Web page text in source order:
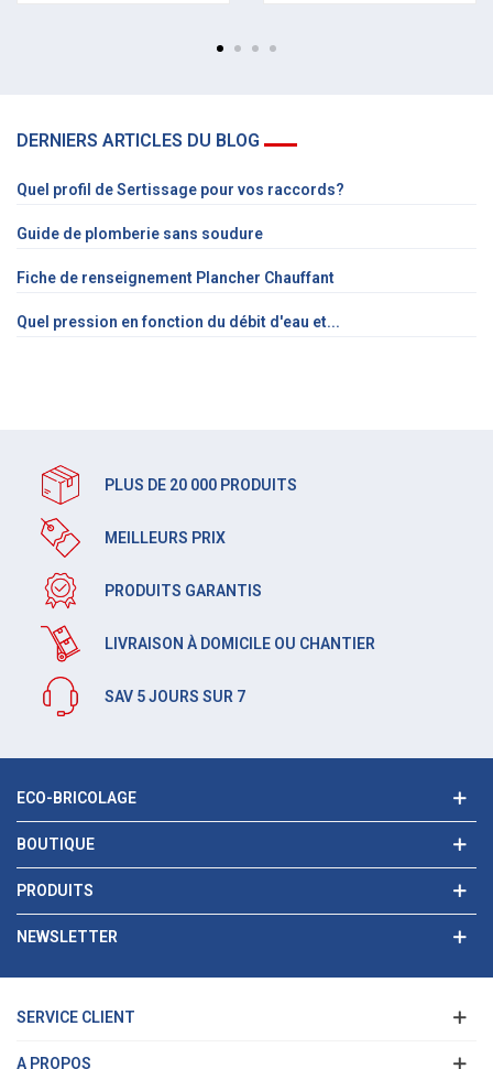
DERNIERS ARTICLES DU BLOG
Quel profil de Sertissage pour vos raccords?
Guide de plomberie sans soudure
Fiche de renseignement Plancher Chauffant
Quel pression en fonction du débit d'eau et...
PLUS DE 20 000 PRODUITS
MEILLEURS PRIX
PRODUITS GARANTIS
LIVRAISON À DOMICILE OU CHANTIER
SAV 5 JOURS SUR 7
ECO-BRICOLAGE
BOUTIQUE
PRODUITS
NEWSLETTER
SERVICE CLIENT
A PROPOS